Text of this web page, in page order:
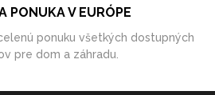
PONUKA V EURÓPE
ponuku všetkých dostupných
pre dom a záhradu.